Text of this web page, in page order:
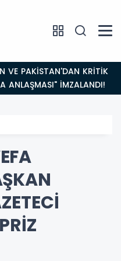
ANLAŞMASI" İMZALANDI!